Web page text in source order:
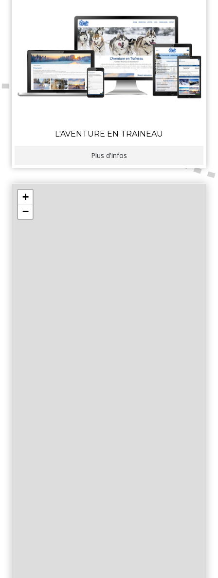
L'AVENTURE EN TRAINEAU
Plus d'infos
+
−